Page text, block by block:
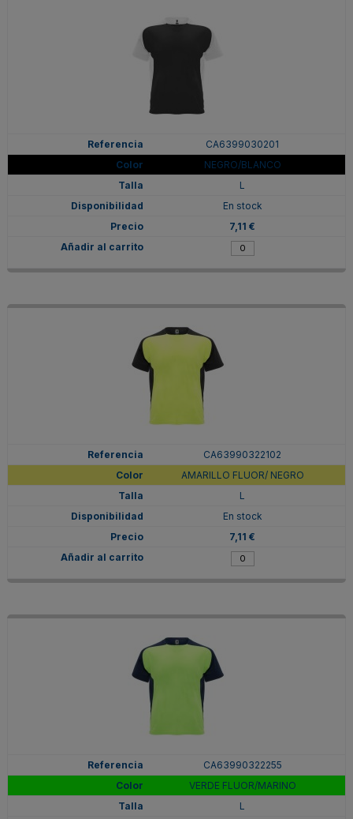
CA6399030201
NEGRO/BLANCO
L
En stock
7,11 €
CA63990322102
AMARILLO FLUOR/ NEGRO
L
En stock
7,11 €
CA63990322255
VERDE FLUOR/MARINO
L